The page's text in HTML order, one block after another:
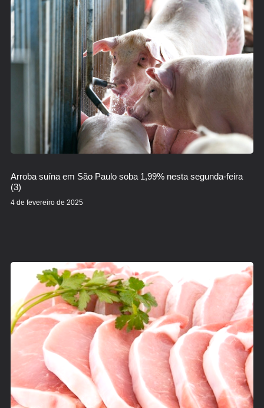
Arroba suína em São Paulo soba 1,99% nesta segunda-feira
(3)
4 de fevereiro de 2025